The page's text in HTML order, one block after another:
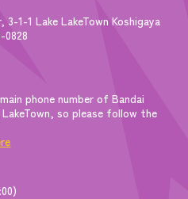
1-1 Lake LakeTown Koshigaya
phone number of Bandai
so please follow the